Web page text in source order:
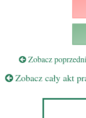
Zobacz
Zobacz cały akt